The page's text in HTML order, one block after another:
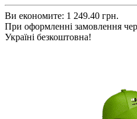
Ви економите: 1 249.40 грн.
При оформленні замовлення
Україні безкоштовна!